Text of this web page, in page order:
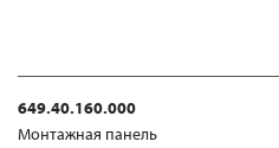
649.40.160.000
Mонтажная панель